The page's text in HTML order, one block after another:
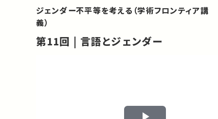
ジェンダー不平等を考える（学術フロンティア講
義）
第11回 | 言語とジェンダー